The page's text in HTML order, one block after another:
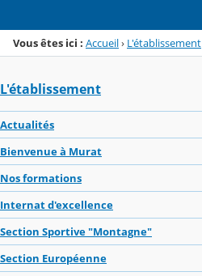
Vous êtes ici : Accueil› L'établissement
L'établissement
Actualités
Bienvenue à Murat
Nos formations
Internat d'excellence
Section Sportive "Montagne"
Section Européenne